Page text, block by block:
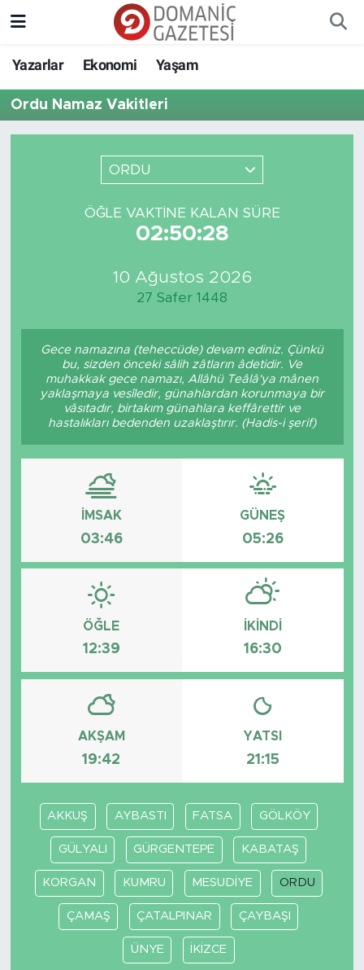
Yazarlar Ekonomi Yaşam
Ordu Namaz Vakitleri
ORDU
ÖĞLE VAKTINE KALAN SÜRE
02:50:28
10 Ağustos 2026
27 Safer 1448
Gece namazına (teheccüde) devam ediniz. Çünkü
bu, sizden önceki sâlih zâtların âdetidir. Ve
muhakkak gece namazı, Allâhü Teâlâ'ya mânen
yaklaşmaya vesîledir, günahlardan korunmaya bir
vâsıtadır, birtakım günahlara keffârettir ve
hastalıkları bedenden uzaklaştırır. (Hadis-i şerif)
İMSAK
03:46
GÜNEŞ
05:26
ÖĞLE
12:39
İKINDI
16:30
AKŞAM
19:42
YATSI
21:15
AKKUŞ AYBASTI FATSA GÖLKÖY
GÜLYALI GÜRGENTEPE KABATAŞ
KORGAN KUMRU MESUDİYE ORDU
ÇAMAŞ ÇATALPINAR ÇAYBAŞI
ÜNYE İKİZCE